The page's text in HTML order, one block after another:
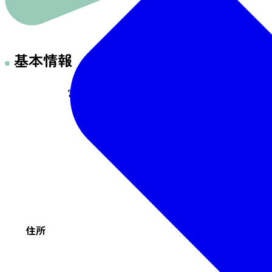
基本情報
住所
宮城県刈田郡蔵王町遠刈田温泉字遠刈田北山